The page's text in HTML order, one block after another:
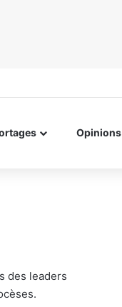
Opinions
des leaders